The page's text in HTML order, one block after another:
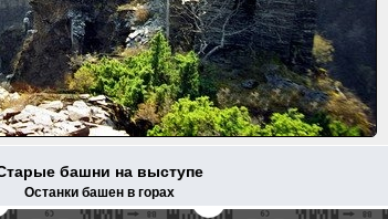
башни на выступе
Останки башен в горах